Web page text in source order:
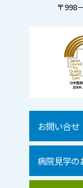
〒998
お問い合せ
病院見学の